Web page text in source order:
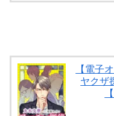
【電子
ヤクザ